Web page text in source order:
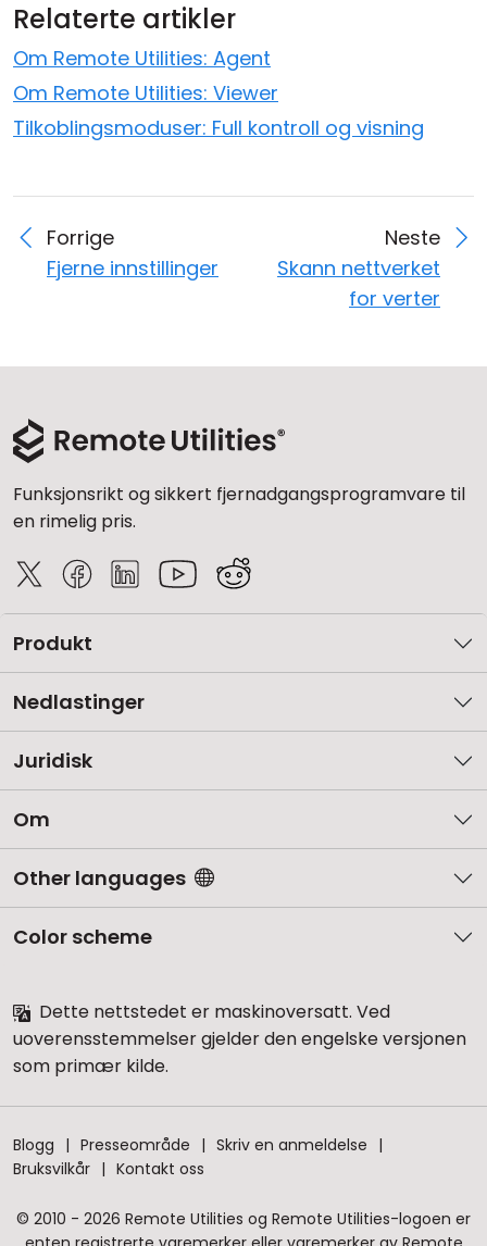
Relaterte artikler
Om Remote Utilities: Agent
Om Remote Utilities: Viewer
Tilkoblingsmoduser: Full kontroll og visning
Forrige
Fjerne innstillinger
Neste
Skann nettverket
for verter
Funksjonsrikt og sikkert fjernadgangsprogramvare til
en rimelig pris.
Produkt
Nedlastinger
Juridisk
Om
Other languages
Color scheme
Dette nettstedet er maskinoversatt. Ved
uoverensstemmelser gjelder den engelske versjonen
som primær kilde.
Blogg Presseområde
Skriv en anmeldelse
Bruksvilkår
Kontakt oss
© 2010 - 2026 Remote Utilities og Remote Utilities-logoen er